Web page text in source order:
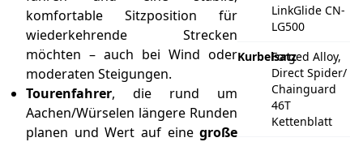
komfortable Sitzposition für
wiederkehrende Strecken
möchten – auch bei Wind oder
moderaten Steigungen.
Tourenfahrer, die rund um
Aachen/Würselen längere Runden
planen und Wert auf einegroße
LinkGlide CN-
LG500
KurbelsatzForged Alloy,
Direct Spider/
Chainguard
46T
Kettenblatt